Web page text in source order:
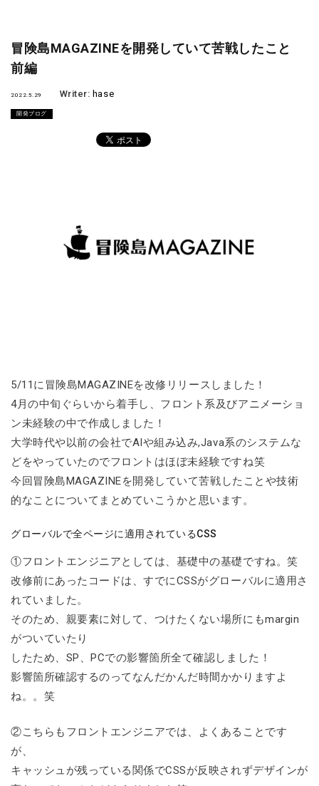
冒険島MAGAZINEを開発していて苦戦したこと
前編
2022.5.29 Writer: hase
開発ブログ
5/11に冒険島MAGAZINEを改修リリースしました！
4月の中旬ぐらいから着手し、フロント系及びアニメーショ
ン未経験の中で作成しました！
大学時代や以前の会社でAIや組み込み,Java系のシステムな
どをやっていたのでフロントはほぼ未経験ですね笑
今回冒険島MAGAZINEを開発していて苦戦したことや技術
的なことについてまとめていこうかと思います。
グローバルで全ページに適用されているCSS
①フロントエンジニアとしては、基礎中の基礎ですね。笑
改修前にあったコードは、すでにCSSがグローバルに適用さ
れていました。
そのため、親要素に対して、つけたくない場所にもmargin
がついていたり
したため、SP、PCでの影響箇所全て確認しました！
影響箇所確認するのってなんだかんだ時間かかりますよ
ね。。笑
②こちらもフロントエンジニアでは、よくあることです
が、
キャッシュが残っている関係でCSSが反映されずデザインが